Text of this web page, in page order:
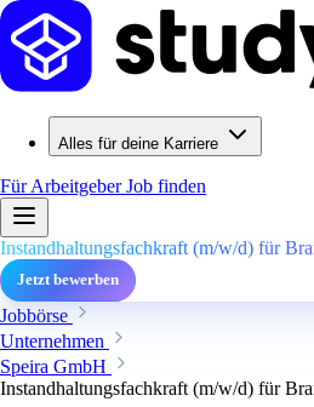
Alles für deine Karriere
Für ArbeitgeberJob finden
Instandhaltungsfachkraft (m/w/d) für
Jetzt bewerben
Jobbörse
Unternehmen
Speira GmbH
Instandhaltungsfachkraft (m/w/d) für